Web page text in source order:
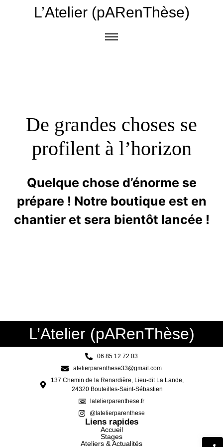
L’Atelier (pARenThèse)
De grandes choses se
profilent à l’horizon
Quelque chose d’énorme se
prépare ! Notre boutique est en
chantier et sera bientôt lancée !
L’Atelier (pARenThèse)
06 85 12 72 03
atelierparenthese33@gmail.com
137 Chemin de la Renardière, Lieu-dit La Lande,
24320 Bouteilles-Saint-Sébastien
latelierparenthese.fr
@latelierparenthese
Liens rapides
Accueil
Stages
Ateliers & Actualités